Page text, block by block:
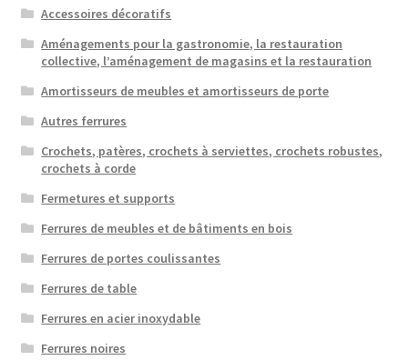
Accessoires décoratifs
Aménagements pour la gastronomie, la restauration
collective, l’aménagement de magasins et la restauration
Amortisseurs de meubles et amortisseurs de porte
Autres ferrures
Crochets, patères, crochets à serviettes, crochets robustes,
crochets à corde
Fermetures et supports
Ferrures de meubles et de bâtiments en bois
Ferrures de portes coulissantes
Ferrures de table
Ferrures en acier inoxydable
Ferrures noires